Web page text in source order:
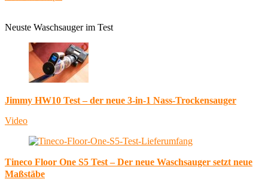
Neuste Waschsauger im Test
Jimmy HW10 Test – der neue 3-in-1 Nass-Trockensauger
Video
Tineco Floor One S5 Test – Der neue Waschsauger setzt neue
Maßstäbe